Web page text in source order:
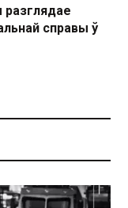
разглядае
справы ў